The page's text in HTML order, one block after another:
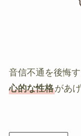
音信不通を後悔
心的な性格があ